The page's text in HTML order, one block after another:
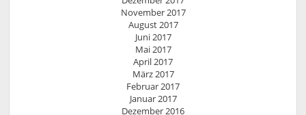
November 2017
August 2017
Juni 2017
Mai 2017
April 2017
März 2017
Februar 2017
Januar 2017
Dezember 2016